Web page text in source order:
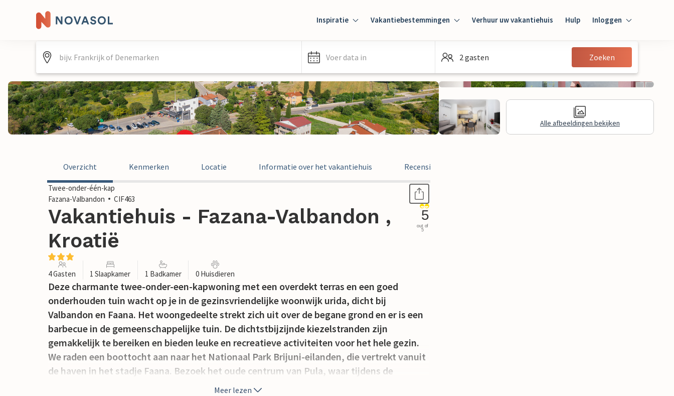
Inspiratie Vakantiebestemmingen Verhuur uw vakantiehuis Hulp Inloggen
Inloggen
Gast
Voer data in 2 gasten Zoeken
Alle afbeeldingen bekijken
Overzicht Kenmerken Locatie Informatie over het vakantiehuis Recensies
Twee-onder-één-kap
Fazana-Valbandon
CIF463
Vakantiehuis - Fazana-Valbandon ,
Kroatië
5
out of
5
4 Gasten 1 Slaapkamer 1 Badkamer 0 Huisdieren
Deze charmante twee-onder-een-kapwoning met een overdekt terras en een goed
onderhouden tuin wacht op je in de gezinsvriendelijke woonwijk urida, dicht bij
Valbandon en Faana. Het woongedeelte strekt zich uit over de begane grond en er is een
barbecue in de gemeenschappelijke tuin. De dichtstbijzijnde kiezelstranden zijn
gemakkelijk te bereiken en bieden leuke en recreatieve activiteiten voor het hele gezin.
We raden een boottocht aan naar het Nationaal Park Brijuni-eilanden, die vertrekt vanuit
de haven in het stadje Faana. Bezoek het oude centrum van Pula, waar tijdens de
zomermaanden interessante concerten worden gehouden.
Meer lezen